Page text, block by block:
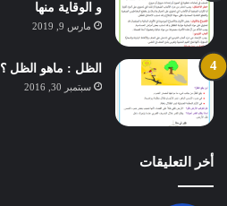
و الوقاية منها
مارس 9, 2019
الظل : ماهو الظل ؟
سبتمبر 30, 2016
أخر التعليقات